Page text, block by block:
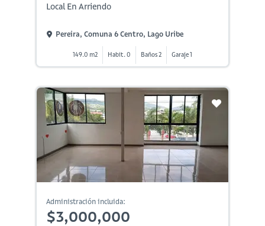
Local En Arriendo
Pereira, Comuna 6 Centro, Lago Uribe
149.0 m2 Habit. 0 Baños 2 Garaje 1
Administración incluida:
$3,000,000